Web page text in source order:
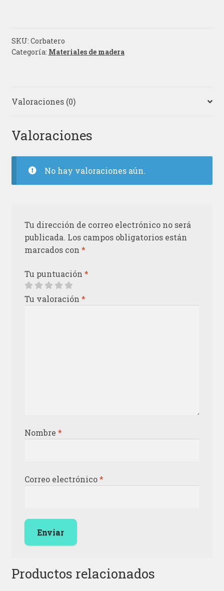
SKU: Corbatero
Categoría: Materiales de madera
Valoraciones (0)
Valoraciones
No hay valoraciones aún.
Tu dirección de correo electrónico no será
publicada. Los campos obligatorios están
marcados con *
Tu puntuación *
Tu valoración *
Nombre *
Correo electrónico*
Productos relacionados